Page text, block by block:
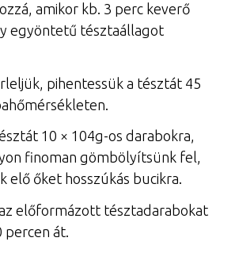
amikor kb. 3 perc keverő
egyöntetű tésztaállagot
pihentessük a tésztát 45
10 × 104g-os darabokra,
finoman gömbölyítsünk fel,
elő őket hosszúkás bucikra.
előformázott tésztadarabokat
percen át.